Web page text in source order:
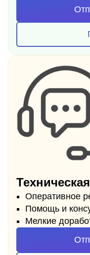
Оперативное
Помощь и
Мелкие